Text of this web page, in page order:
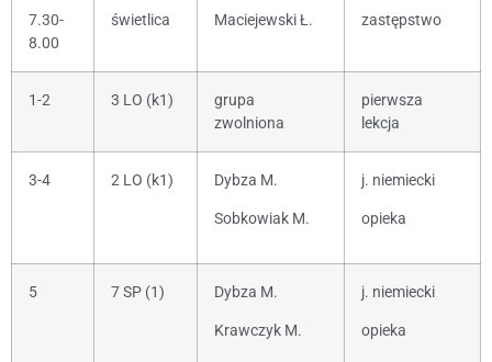
7.30-
8.00
świetlica Maciejewski Ł. zastępstwo
1-2 3 LO (k1)
grupa
zwolniona
pierwsza
lekcja
3-4 2 LO (k1) Dybza M.
Sobkowiak M.
j. niemiecki
opieka
5 7 SP (1) Dybza M.
Krawczyk M.
j. niemiecki
opieka